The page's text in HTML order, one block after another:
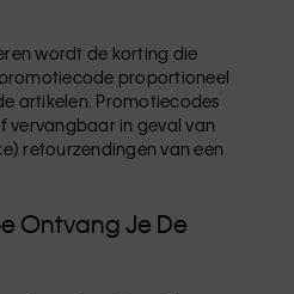
wordt de korting die
proportioneel
artikelen. Promotiecodes
vervangbaar in geval van
retourzendingen van een
Ontvang Je De